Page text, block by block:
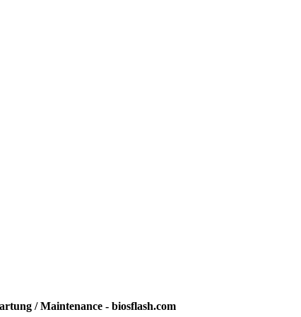
/ Maintenance - biosflash.com